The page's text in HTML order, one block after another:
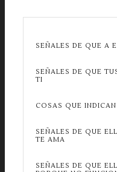
SEÑALES DE QUE A
SEÑALES DE QUE
TI
COSAS QUE
SEÑALES DE QUE
TE AMA
SEÑALES DE QUE